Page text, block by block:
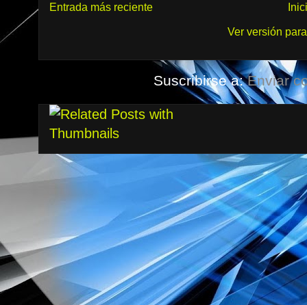
Entrada más reciente
Ver versión
Suscribirse a:Enviar